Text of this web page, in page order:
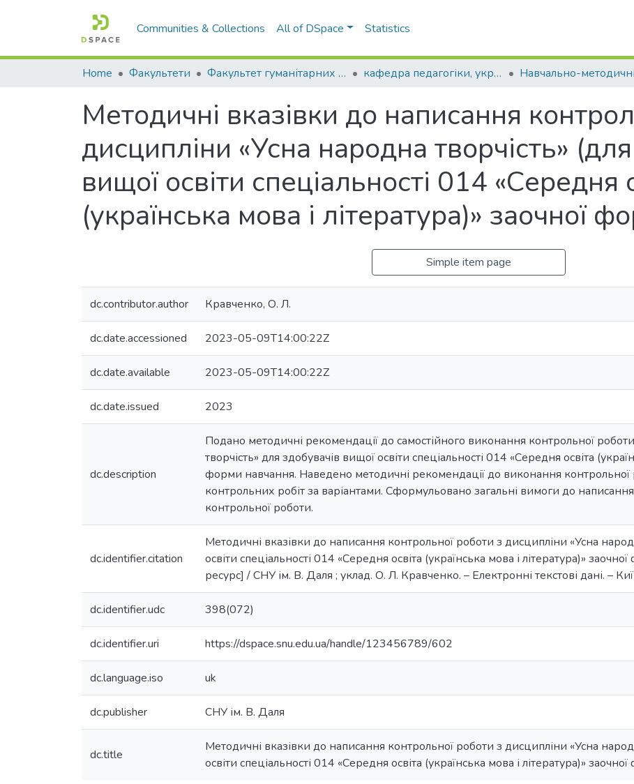
Communities & Collections All of DSpace Statistics
Home Факультети Факультет гуманітарних та соціальних наук кафедра педагогіки, української філології та журналістики
Методичні вказівки до написання
дисципліни «Усна народна творчість»
вищої освіти спеціальності 014 «Середня
(українська мова і література)» заочної
Simple item page
dc.contributor.author Кравченко, О. Л.
dc.date.accessioned 2023-05-09T14:00:22Z
dc.date.available 2023-05-09T14:00:22Z
dc.date.issued 2023
dc.description
Подано методичні рекомендації до самостійного виконання контрольної
творчість» для здобувачів вищої освіти спеціальності 014 «Середня освіта
форми навчання. Наведено методичні рекомендації до виконання контрольної
контрольних робіт за варіантами. Сформульовано загальні вимоги до
контрольної роботи.
dc.identifier.citation
Методичні вказівки до написання контрольної роботи з дисципліни «Усна
освіти спеціальності 014 «Середня освіта (українська мова і література)»
ресурс] / СНУ ім. В. Даля ; уклад. О. Л. Кравченко. – Електронні текстові дані. –
dc.identifier.udc 398(072)
dc.identifier.uri https://dspace.snu.edu.ua/handle/123456789/602
dc.language.iso uk
dc.publisher СНУ ім. В. Даля
dc.title
Методичні вказівки до написання контрольної роботи з дисципліни «Усна
освіти спеціальності 014 «Середня освіта (українська мова і література)»